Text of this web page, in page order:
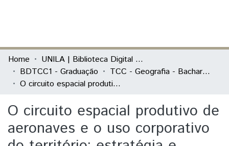
Communities & Collections
All of DSpace
Home
UNILA | Biblioteca Digital de Trabalhos de Conclusão de Curso
BDTCC1 - Graduação
TCC - Geografia - Bacharelado
O circuito espacial produtivo de aeronaves e o uso corporativo do território: estratégia e dinâmicas territoriais da Embraer S.A
O circuito espacial produtivo de
aeronaves e o uso corporativo